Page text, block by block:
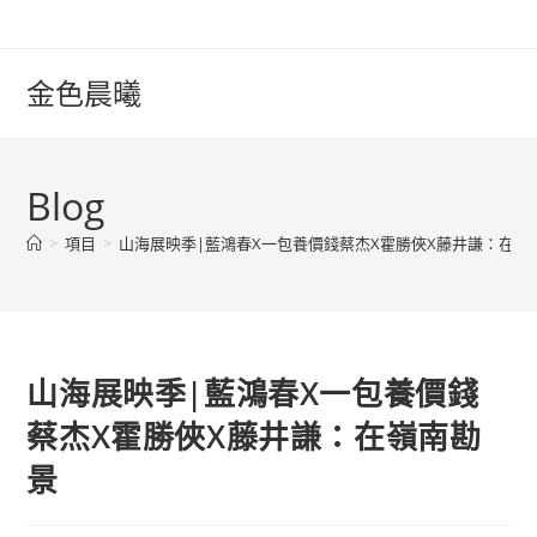
content金色晨曦
Blog
> 項目 > 山海展映季|藍鴻春X一包養價錢蔡杰X霍勝俠X藤井謙：在嶺
山海展映季|藍鴻春X一包養價錢
蔡杰X霍勝俠X藤井謙：在嶺南勘
景